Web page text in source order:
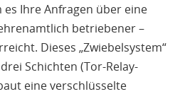
Ihre Anfragen über eine
betriebener –
Dieses „Zwiebelsystem“
Schichten (Tor-Relay-
eine verschlüsselte